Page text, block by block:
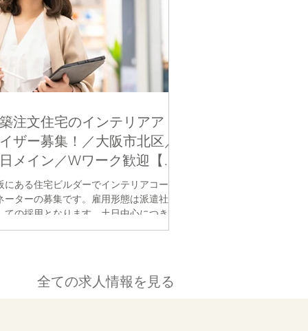
注文住宅のインテリアアド
ザー募集！／大阪市北区／
メイン／Wワーク歓迎【派
にある住宅ビルダーでインテリアコーデ
ーターの募集です。雇用形態は派遣社員
ての採用となります。土日中心につき８
０日程度のお仕事ですので、Wワークも
全ての求人情報を見る